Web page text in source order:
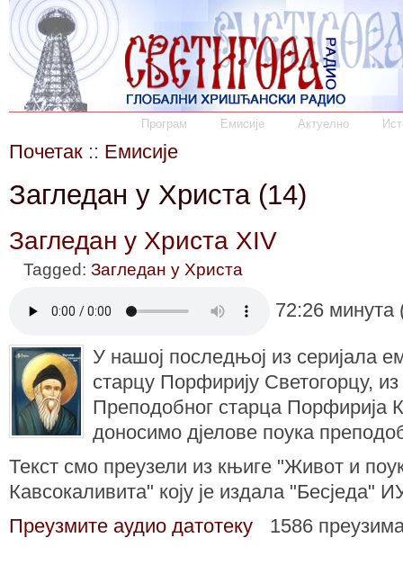
Програм Емисије Актуелно
Почетак :: Емисије
Загледан у Христа (14)
Загледан у Христа XIV
Tagged: Загледан у Христа
72:26
У нашој последњој из серијала
старцу Порфирију Светогорцу,
Преподобног старца Порфирија
доносимо дјелове поука
Текст смо преузели из књиге "Живот и
Кавсокаливита" коју је издала "Бесједа"
Преузмите аудио датотеку
1586